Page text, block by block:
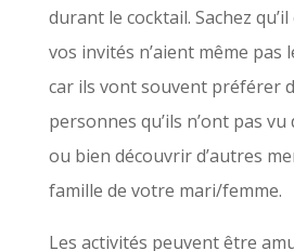
durant le cocktail. Sachez
vos invités n’aient même pas
car ils vont souvent préférer
personnes qu’ils n’ont pas
ou bien découvrir d’autres
famille de votre mari/femme.
Les activités peuvent être